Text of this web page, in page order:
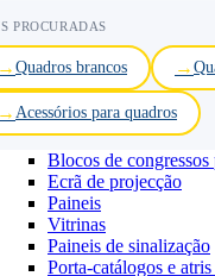
PROCURADAS
Quadros brancos
Acessórios para quadros
Blocos de congressos
Ecrã de projecção
Paineis
Vitrinas
Paineis de sinalização
Porta-catálogos e